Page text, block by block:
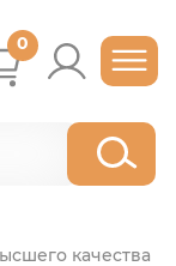
0
качества